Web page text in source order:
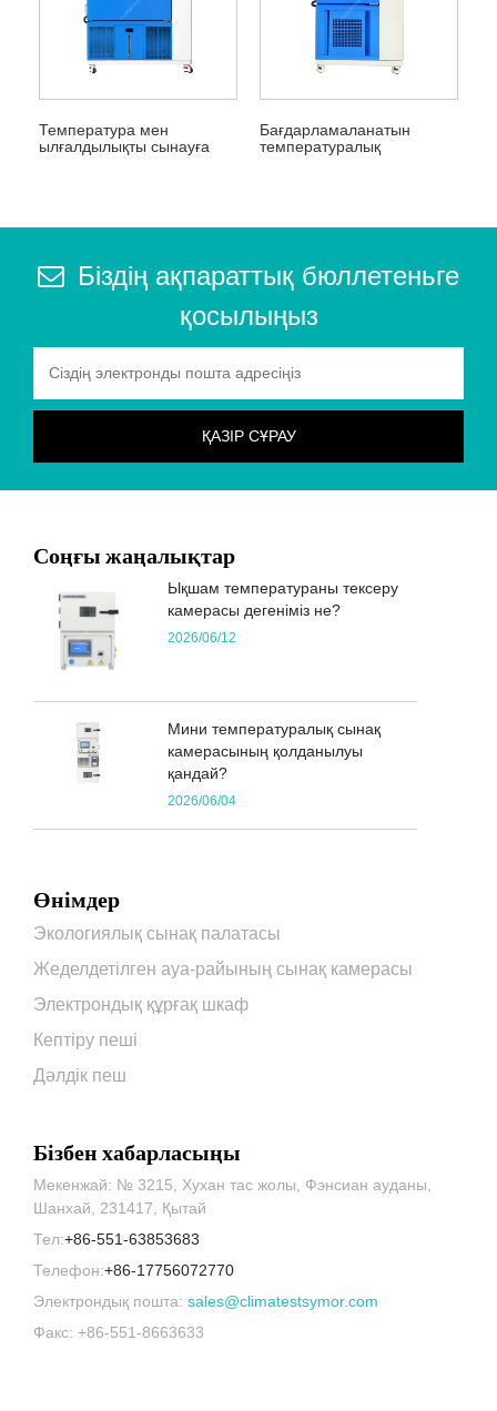
Температура мен
ылғалдылықты сынауға
Бағдарламаланатын
температуралық
Біздің ақпараттық бюллетеньге
қосылыңыз
Соңғы жаңалықтар
Ықшам температураны тексеру
камерасы дегеніміз не?
2026/06/12
Мини температуралық сынақ
камерасының қолданылуы
қандай?
2026/06/04
Өнімдер
Экологиялық сынақ палатасы
Жеделдетілген ауа-райының сынақ камерасы
Электрондық құрғақ шкаф
Кептіру пеші
Дәлдік пеш
Бізбен хабарласыңы
Мекенжай: № 3215, Хухан тас жолы, Фэнсиан ауданы,
Шанхай, 231417, Қытай
Тел:+86-551-63853683
Телефон:+86-17756072770
Электрондық пошта: sales@climatestsymor.com
Факс: +86-551-8663633